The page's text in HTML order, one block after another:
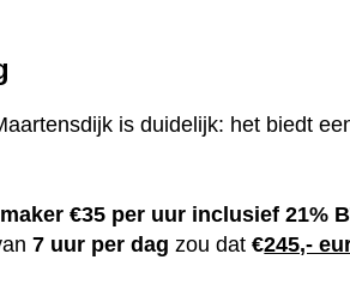
is duidelijk: het biedt
€35 per uur inclusief 21%
7 uur per dag zou dat€245,-